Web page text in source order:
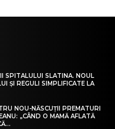
SPITALULUI SLATINA. NOUL
ȘI REGULI SIMPLIFICATE LA
NOU-NĂSCUȚII PREMATURI
„CÂND O MAMĂ AFLATĂ